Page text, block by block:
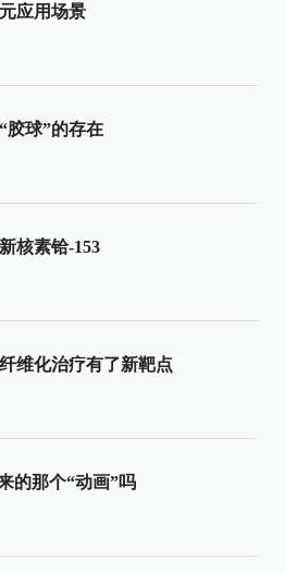
应用场景
胶球”的存在
核素铪-153
维化治疗有了新靶点
的那个“动画”吗